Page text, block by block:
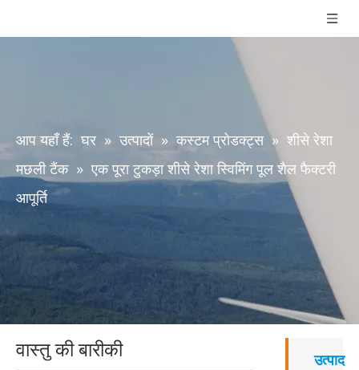
आप यहाँ हैं: घर » उत्पादों » कस्टम प्रोडक्ट्स » शीसे रेशा
मछली टैंक » एक पूरा टुकड़ा शीसे रेशा स्विमिंग पूल शैल फैक्टरी
आपूर्ति
वास्तु की बारीकी उत्पाद